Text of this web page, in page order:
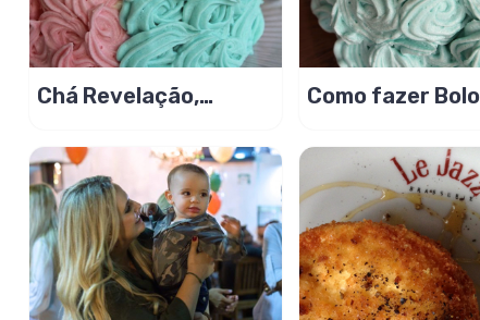
Chá Revelação,
divetido!
Como fazer Bolo
Bebe